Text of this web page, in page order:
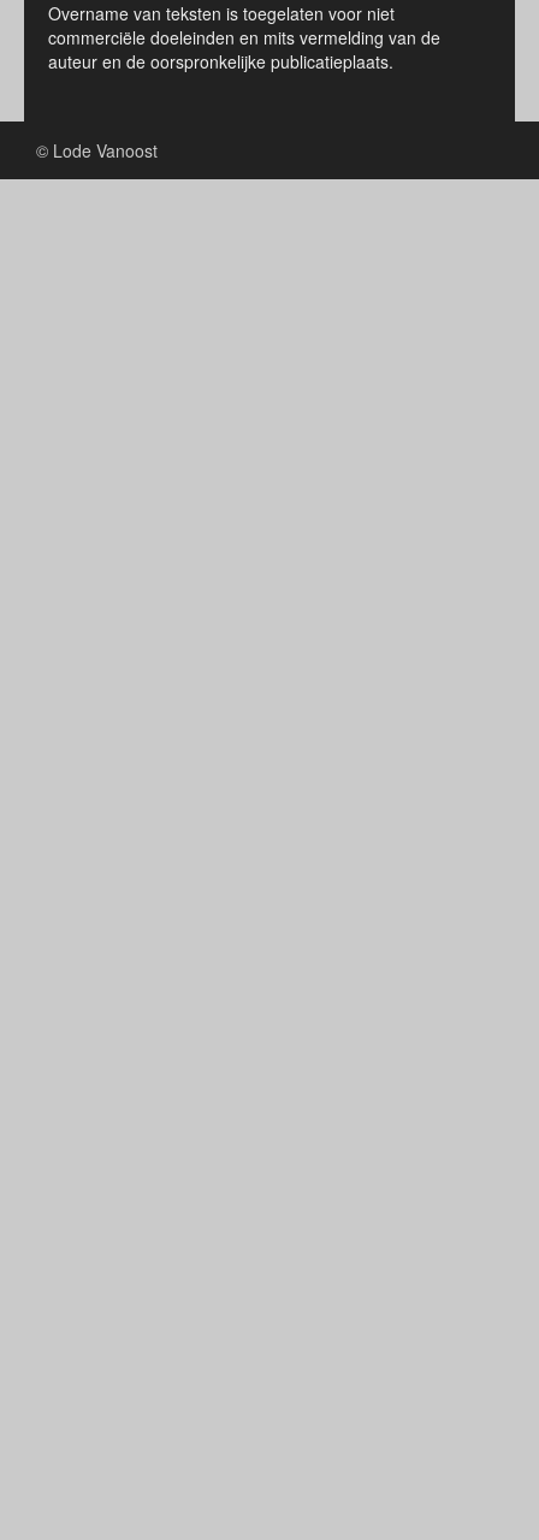
Overname van teksten is toegelaten voor niet
commerciële doeleinden en mits vermelding van de
auteur en de oorspronkelijke publicatieplaats.
© Lode Vanoost